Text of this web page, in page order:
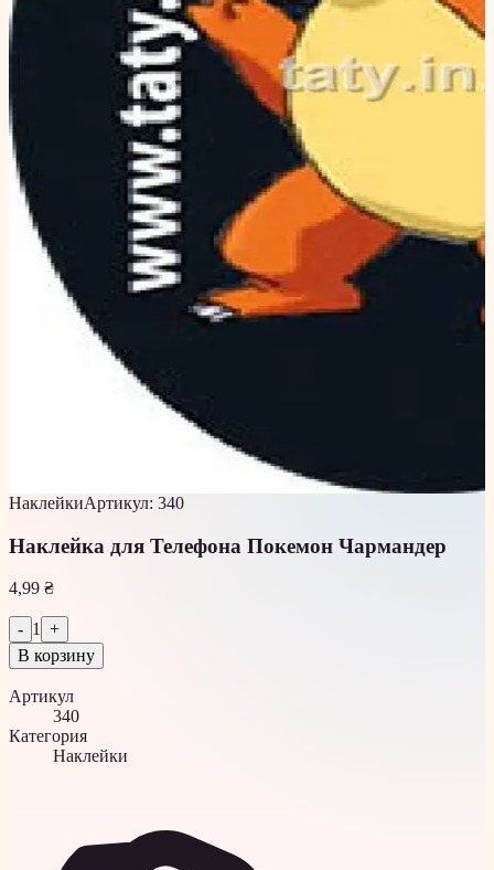
НаклейкиАртикул: 340
Наклейка для Телефона Покемон Чармандер
4,99 ₴
- 1 +
В корзину
Артикул
340
Категория
Наклейки